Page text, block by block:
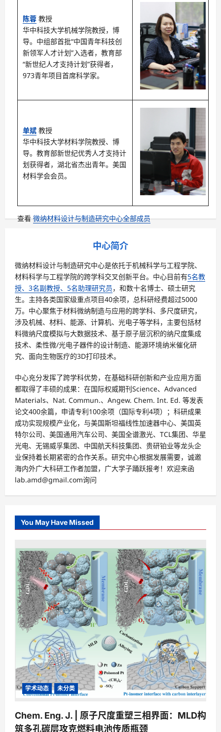
陈蓉 教授
华中科技大学机械学院教授，博
导。中组部首批“中国青年科技创
新领军人才计划”入选者，教育部
“新世纪人才支持计划”获得者，
973青年项目首席科学家。
单斌 教授
华中科技大学材料学院教授、博
导。教育部新世纪优秀人才支持计
划获得者，湖北省杰出青年。美国
材料学会会员。
查看微纳材料设计与制造研究中心全部成员
中心简介
微纳材料设计与制造研究中心是依托于机械科学与工程学院、
材料科学与工程学院的跨学科交叉创新平台。中心目前有5名教
授、3名副教授、5名助理研究员 ，和数十名博士、硕士研究
生。主持各类国家级重点项目40余项，总科研经费超过5000
万。中心聚焦于材料微纳制造与应用的跨学科、多尺度研究，
涉及机械、材料、能源、计算机、光电子等学科，主要包括材
料微纳尺度模拟与大数据技术、基于原子层沉积的纳尺度集成
技术、柔性微/光电子器件的设计制造、能源环境纳米催化研
究、面向生物医疗的3D打印技术。
中心充分发挥了跨学科优势，在基础科研创新和产业应用方面
都取得了丰硕的成果：在国际权威期刊Science、Advanced
Materials、Nat. Commun.、Angew. Chem. Int. Ed. 等发表
论文400余篇，申请专利100余项（国际专利4项）；科研成果
成功实现规模产业化，与美国斯坦福线性加速器中心、美国英
特尔公司、美国通用汽车公司、美国全谱激光、TCL集团、华星
光电、无锡威孚集团、中国航天科技集团、贵研铂业等龙头企
业保持着长期紧密的合作关系。研究中心根据发展需要，诚邀
海内外广大科研工作者加盟，广大学子踊跃报考！欢迎来函
lab.amd@gmail.com询问
You May Have Missed
学术动态 未分类
Chem. Eng. J. | 原子尺度重塑三相界面：MLD构
筑多孔碳层攻克燃料电池传质瓶颈